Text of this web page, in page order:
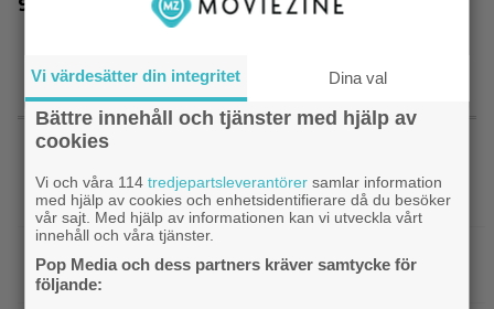
Efter 25 Beckfilmer – Anna Asp hoppas nya
filmen blir en snackis
SENASTE NYTT
Klassiker| ”Hajen” i topp när Empires läsare
korar tidernas 100 bästa filmer
Exklusivt |
”Svärtan”-stjärnan Linus Rogsgård om
sina favoritserier: ”En av de bästa…”
Vi värdesätter din integritet Dina val
Bättre innehåll och tjänster med hjälp av
cookies
Vi och våra 114tredjepartsleverantörer samlar information
med hjälp av cookies och enhetsidentifierare då du besöker
vår sajt. Med hjälp av informationen kan vi utveckla vårt
innehåll och våra tjänster.
Pop Media och dess partners kräver samtycke för
följande: